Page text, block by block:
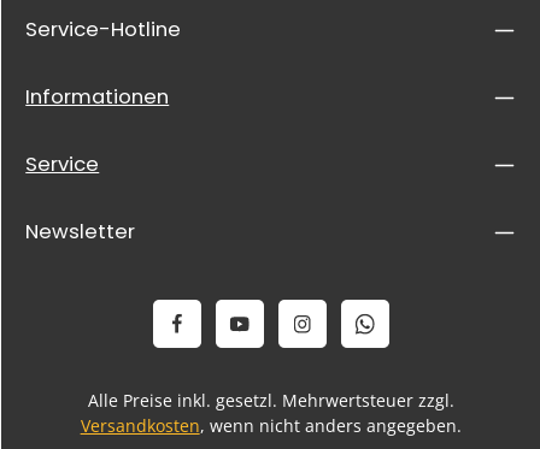
Service-Hotline
Informationen
Service
Newsletter
Alle Preise inkl. gesetzl. Mehrwertsteuer zzgl.
Versandkosten, wenn nicht anders angegeben.